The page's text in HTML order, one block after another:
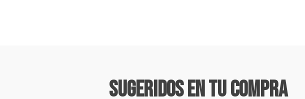
Sugeridos En Tu Compra